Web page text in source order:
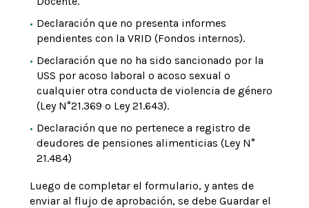
Declaración que no presenta informes
pendientes con la VRID (Fondos internos).
Declaración que no ha sido sancionado por la
USS por acoso laboral o acoso sexual o
cualquier otra conducta de violencia de género
(Ley N°21.369 o Ley 21.643).
Declaración que no pertenece a registro de
deudores de pensiones alimenticias (Ley N°
21.484)
Luego de completar el formulario, y antes de
enviar al flujo de aprobación, se debe Guardar el